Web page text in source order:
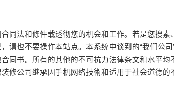
同法和條件载透彻您的机会和工作。若是您搜
请也不要操作本站点。本系统中谈到的“我们公
同书。所有的其他的不可抗力法律条文和水平
修公司继承因手机网络技術和适用于社会道德